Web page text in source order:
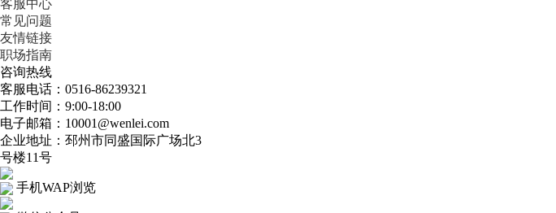
客服中心
常见问题
友情链接
职场指南
咨询热线
客服电话：0516-86239321
工作时间：9:00-18:00
电子邮箱：10001@wenlei.com
企业地址：邳州市同盛国际广场北3
号楼11号
手机WAP浏览